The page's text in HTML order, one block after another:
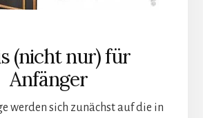
(nicht nur) für
Anfänger
werden sich zunächst auf die in